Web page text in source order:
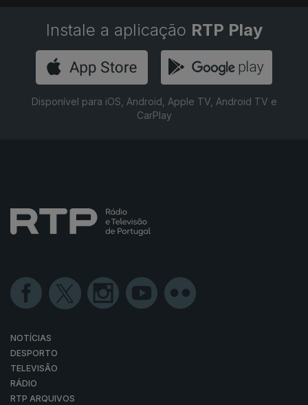
Instale a aplicação RTP Play
Disponível para iOS, Android, Apple TV, Android TV e
CarPlay
NOTÍCIAS
DESPORTO
TELEVISÃO
RÁDIO
RTP ARQUIVOS